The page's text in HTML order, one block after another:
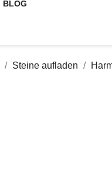
BLOG
Steine aufladen